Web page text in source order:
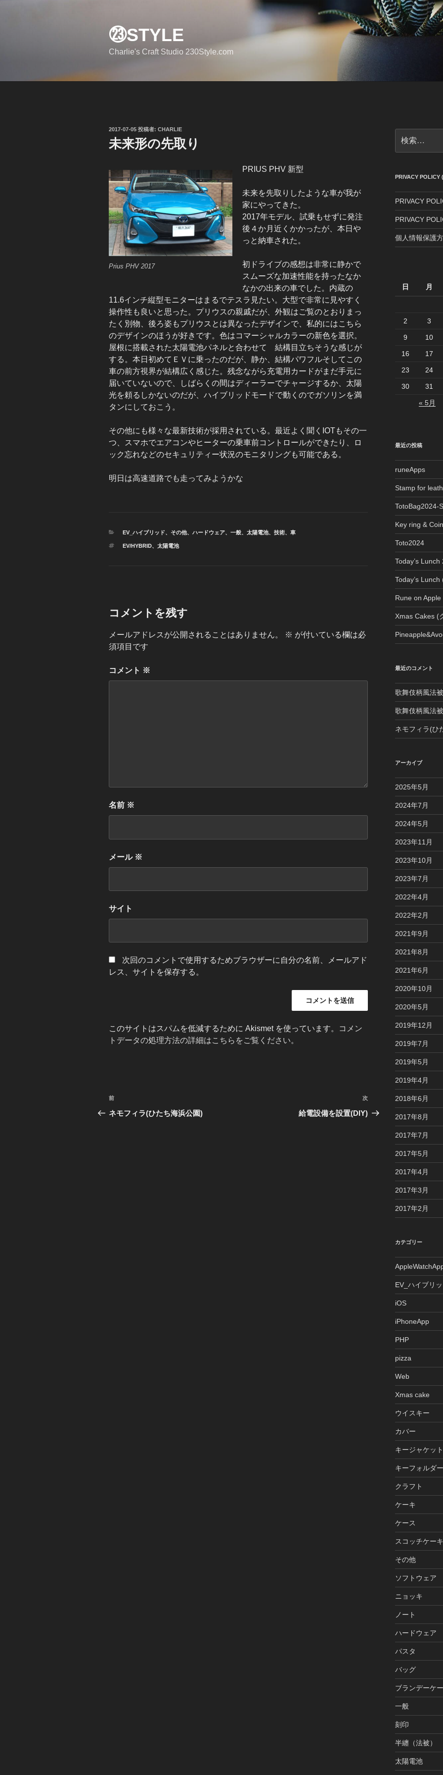
㉓STYLE
Charlie's Craft Studio 230Style.com
投
日:
2017-07-05 投稿者: CHARLIE
未来形の先取り
Prius PHV 2017
PRIUS PHV 新型
未来を先取りしたような車が我が
家にやってきた。
2017年モデル、試乗もせずに発注
後４か月近くかかったが、本日や
っと納車された。
初ドライブの感想は非常に静かで
スムーズな加速性能を持ったなか
なかの出来の車でした。内蔵の
11.6インチ縦型モニターはまるでテスラ見たい。大型で非常に見やすく
操作性も良いと思った。プリウスの親戚だが、外観はご覧のとおりまっ
たく別物、後ろ姿もプリウスとは異なったデザインで、私的にはこちら
のデザインのほうが好きです。色はコマーシャルカラーの新色を選択。
屋根に搭載された太陽電池パネルと合わせて 結構目立ちそうな感じが
する。本日初めてＥＶに乗ったのだが、静か、結構パワフルそしてこの
車の前方視界が結構広く感じた。残念ながら充電用カードがまだ手元に
届いていないので、しばらくの間はディーラーでチャージするか、太陽
光を頼るしかないのだが、ハイブリッドモードで動くのでガソリンを満
タンにしておこう。
その他にも様々な最新技術が採用されている。最近よく聞くIOTもその一
つ、スマホでエアコンやヒーターの乗車前コントロールができたり、ロ
ック忘れなどのセキュリティー状況のモニタリングも可能である。
明日は高速道路でも走ってみようかな
カ
ゴ
EV_ハイブリッド、 その他、 ハードウェア、 一般、 太陽電池、 技術、 車
タ
EV/HYBRID、 太陽電池
コメントを残す
メールアドレスが公開されることはありません。 ※ が付いている欄は必
須項目です
コメント ※
名前 ※
メール ※
サイト
次回のコメントで使用するためブラウザーに自分の名前、メールアド
レス、サイトを保存する。
このサイトはスパムを低減するために Akismet を使っています。
コメン
トデータの処理方法の詳細はこちらをご覧ください。
投
稿
前
の
前
ネモフィラ(ひたち海浜公園)
の
次
給電設備を設置(DIY)
索:
PRIVACY POLICY
PRIVACY
PRIVACY
個人情報保護
日 月
2 3
9 10
16 17
23 24
30 31
« 5月
最近の投稿
runeApps
Stamp for
TotoBag2024-
Key ring &
Toto2024
Today’s
Today’s
Rune on Apple
Xmas Cakes (
最近のコメント
歌舞伎柄風法被
歌舞伎柄風法被
ネモフィラ(ひ
アーカイブ
2025年5月
2024年7月
2024年5月
2023年11月
2023年10月
2023年7月
2022年4月
2022年2月
2021年9月
2021年8月
2021年6月
2020年10月
2020年5月
2019年12月
2019年7月
2019年5月
2019年4月
2018年6月
2017年8月
2017年7月
2017年5月
2017年4月
2017年3月
2017年2月
カテゴリー
EV_ハイブリ
iOS
iPhoneApp
PHP
pizza
Web
Xmas cake
ウイスキー
カバー
キージャケット
キーフォルダー
クラフト
ケーキ
ケース
スコッチケーキ
その他
ソフトウェア
ニョッキ
ノート
ハードウェア
パスタ
バッグ
ブランデーケ
一般
刻印
半纏（法被）
太陽電池